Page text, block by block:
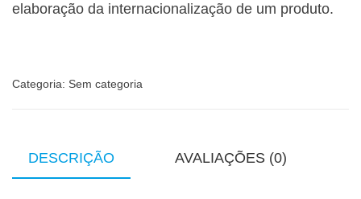
elaboração da internacionalização de um produto.
Categoria: Sem categoria
DESCRIÇÃO AVALIAÇÕES (0)